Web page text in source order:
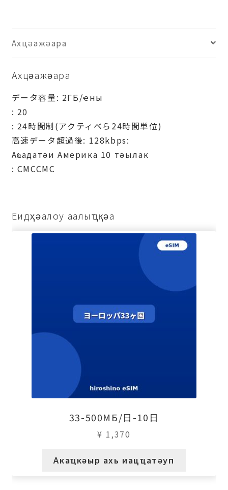
Ахцәажәара
Ахцәажәара
データ容量: 2ГБ/ҽны
: 20
: 24時間制(アクティベら24時間単位)
高速データ超過後: 128kbps:
Аҩадатәи Америка 10 тәылак
: СМССМС
Еидҳәалоу аалыҵқәа
33-500МБ/日-10日
¥ 1,370
Акаҵкәыр ахь иацҵатәуп